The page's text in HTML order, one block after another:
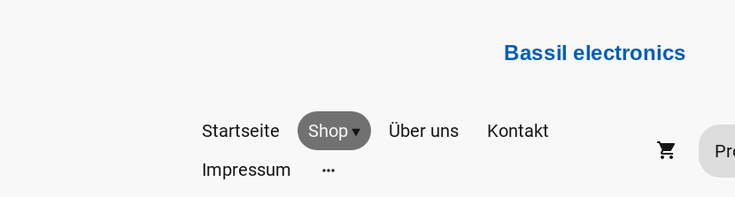
Bassil electronics
Startseite Shop Über uns
Kontakt
Impressum